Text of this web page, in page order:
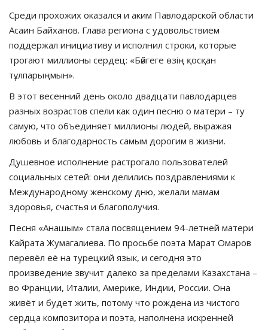
Среди прохожих оказался и аким Павлодарской области
Асаин Байханов. Глава региона с удовольствием
поддержал инициативу и исполнил строки, которые
трогают миллионы сердец: «Бәйгеге өзің қосқан
тұлпарыңмын».
В этот весенний день около двадцати павлодарцев
разных возрастов спели как один песню о матери – ту
самую, что объединяет миллионы людей, выражая
любовь и благодарность самым дорогим в жизни.
Душевное исполнение растрогало пользователей
социальных сетей: они делились поздравлениями к
Международному женскому дню, желали мамам
здоровья, счастья и благополучия.
Песня «Анашым» стала посвящением 94-летней матери
Кайрата Жумагалиева. По просьбе поэта Марат Омаров
перевёл её на турецкий язык, и сегодня это
произведение звучит далеко за пределами Казахстана –
во Франции, Италии, Америке, Индии, России. Она
живёт и будет жить, потому что рождена из чистого
сердца композитора и поэта, наполнена искренней